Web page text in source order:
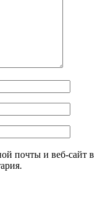
почты и веб-сайт в